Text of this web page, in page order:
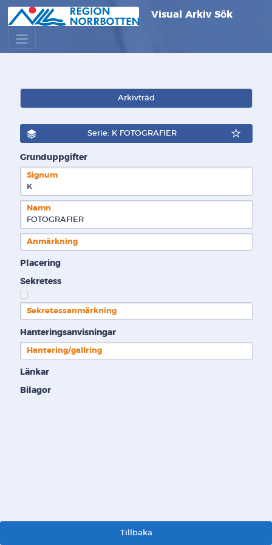
Visual Arkiv Sök
Arkivträd
Serie: K FOTOGRAFIER
Grunduppgifter
Signum
K
Namn
FOTOGRAFIER
Anmärkning
Placering
Sekretess
Sekretessanmärkning
Hanteringsanvisningar
Hantering/gallring
Länkar
Bilagor
Tillbaka